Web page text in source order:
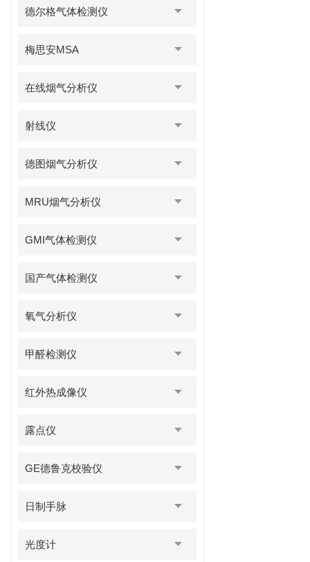
德尔格气体检测仪
梅思安MSA
在线烟气分析仪
射线仪
德图烟气分析仪
MRU烟气分析仪
GMI气体检测仪
国产气体检测仪
氧气分析仪
甲醛检测仪
红外热成像仪
露点仪
GE德鲁克校验仪
日制手脉
光度计